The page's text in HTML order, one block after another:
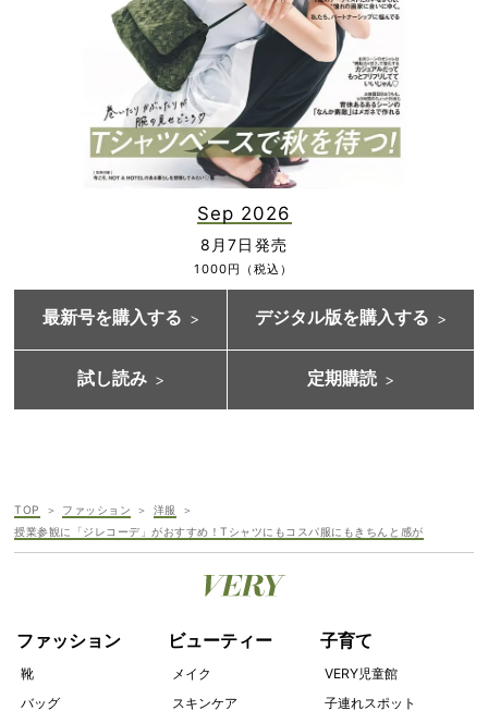
Sep 2026
8月7日発売
1000円（税込）
最新号を購入する デジタル版を購入する
試し読み 定期購読
TOP ファッション
洋服
授業参観に「ジレコーデ」がおすすめ！Tシャツにもコスパ服にもきちんと感が
ファッション
靴
バッグ
ビューティー
メイク
スキンケア
子育て
VERY児童館
子連れスポット